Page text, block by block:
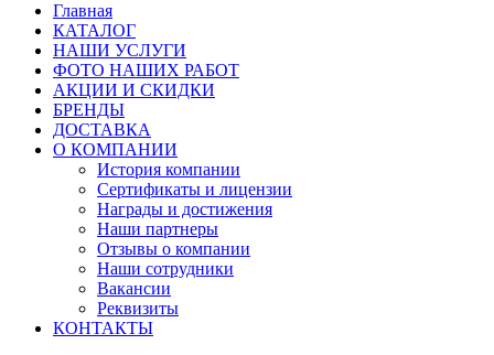
Главная
КАТАЛОГ
НАШИ УСЛУГИ
ФОТО НАШИХ РАБОТ
АКЦИИ И СКИДКИ
БРЕНДЫ
ДОСТАВКА
О КОМПАНИИ
История компании
Сертификаты и лицензии
Награды и достижения
Наши партнеры
Отзывы о компании
Наши сотрудники
Вакансии
Реквизиты
КОНТАКТЫ